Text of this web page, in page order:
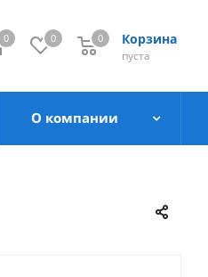
0 0 Корзина
0
пуста
0
О компании